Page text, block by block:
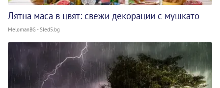
Лятна маса в цвят: свежи декорации с мушкато
MelomanBG - Sled5.bg